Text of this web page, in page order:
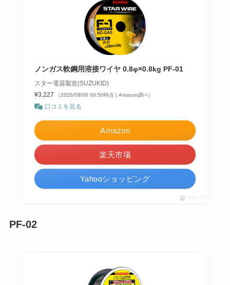
ノンガス軟鋼用溶接ワイヤ 0.8φ×0.8kg PF-01
スター電器製造(SUZUKID)
¥3,227
（2026/08/06 00:50時点 | Amazon調べ）
口コミを見る
Amazon
楽天市場
Yahooショッピング
ポチップ
PF-02